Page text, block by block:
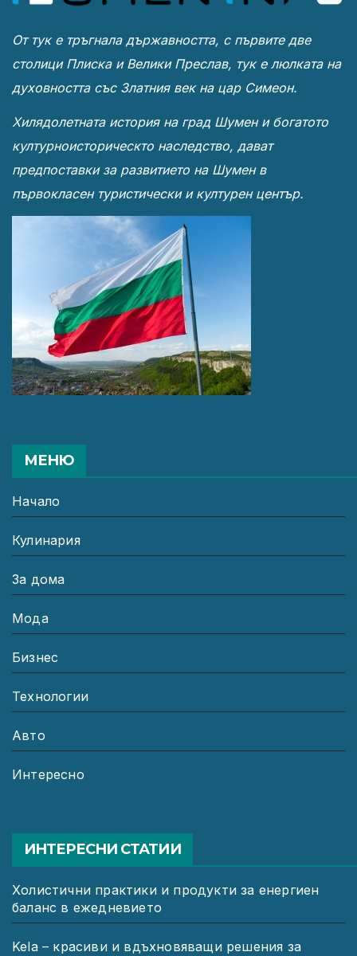
От тук е тръгнала държавността, с първите две
столици Плиска и Велики Преслав, тук е люлката на
духовността със Златния век на цар Симеон.
Хилядолетната история на град Шумен и богатото
културноисторическто наследство, дават
предпоставки за развитието на Шумен в
първокласен туристически и културен център.
МЕНЮ
Начало
Кулинария
За дома
Мода
Бизнес
Технологии
Авто
Интересно
ИНТЕРЕСНИ СТАТИИ
Холистични практики и продукти за енергиен
баланс в ежедневието
Kela – красиви и вдъхновяващи решения за